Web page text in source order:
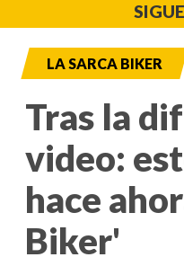
LA SARCA BIKER
Tras la
video:
hace
Biker'